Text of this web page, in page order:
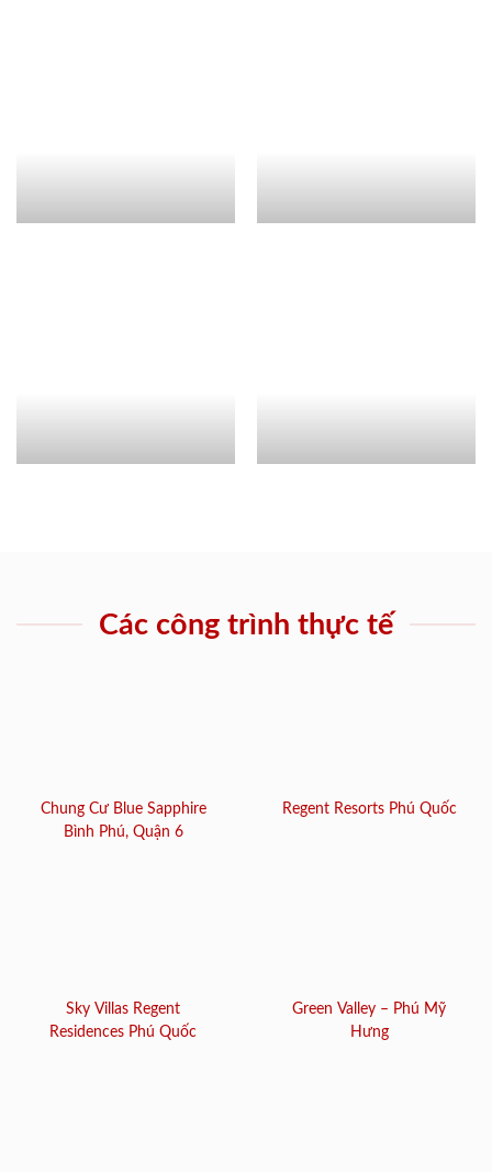
Các công trình thực tế
Chung Cư Blue Sapphire
Bình Phú, Quận 6
Regent Resorts Phú Quốc
Sky Villas Regent
Residences Phú Quốc
Green Valley – Phú Mỹ
Hưng